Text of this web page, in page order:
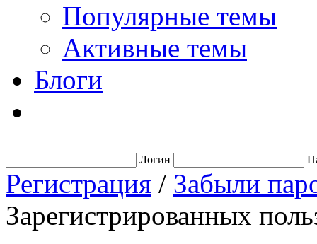
Популярные темы
Активные темы
Блоги
Логин
Регистрация / Забыли
Зарегистрированных